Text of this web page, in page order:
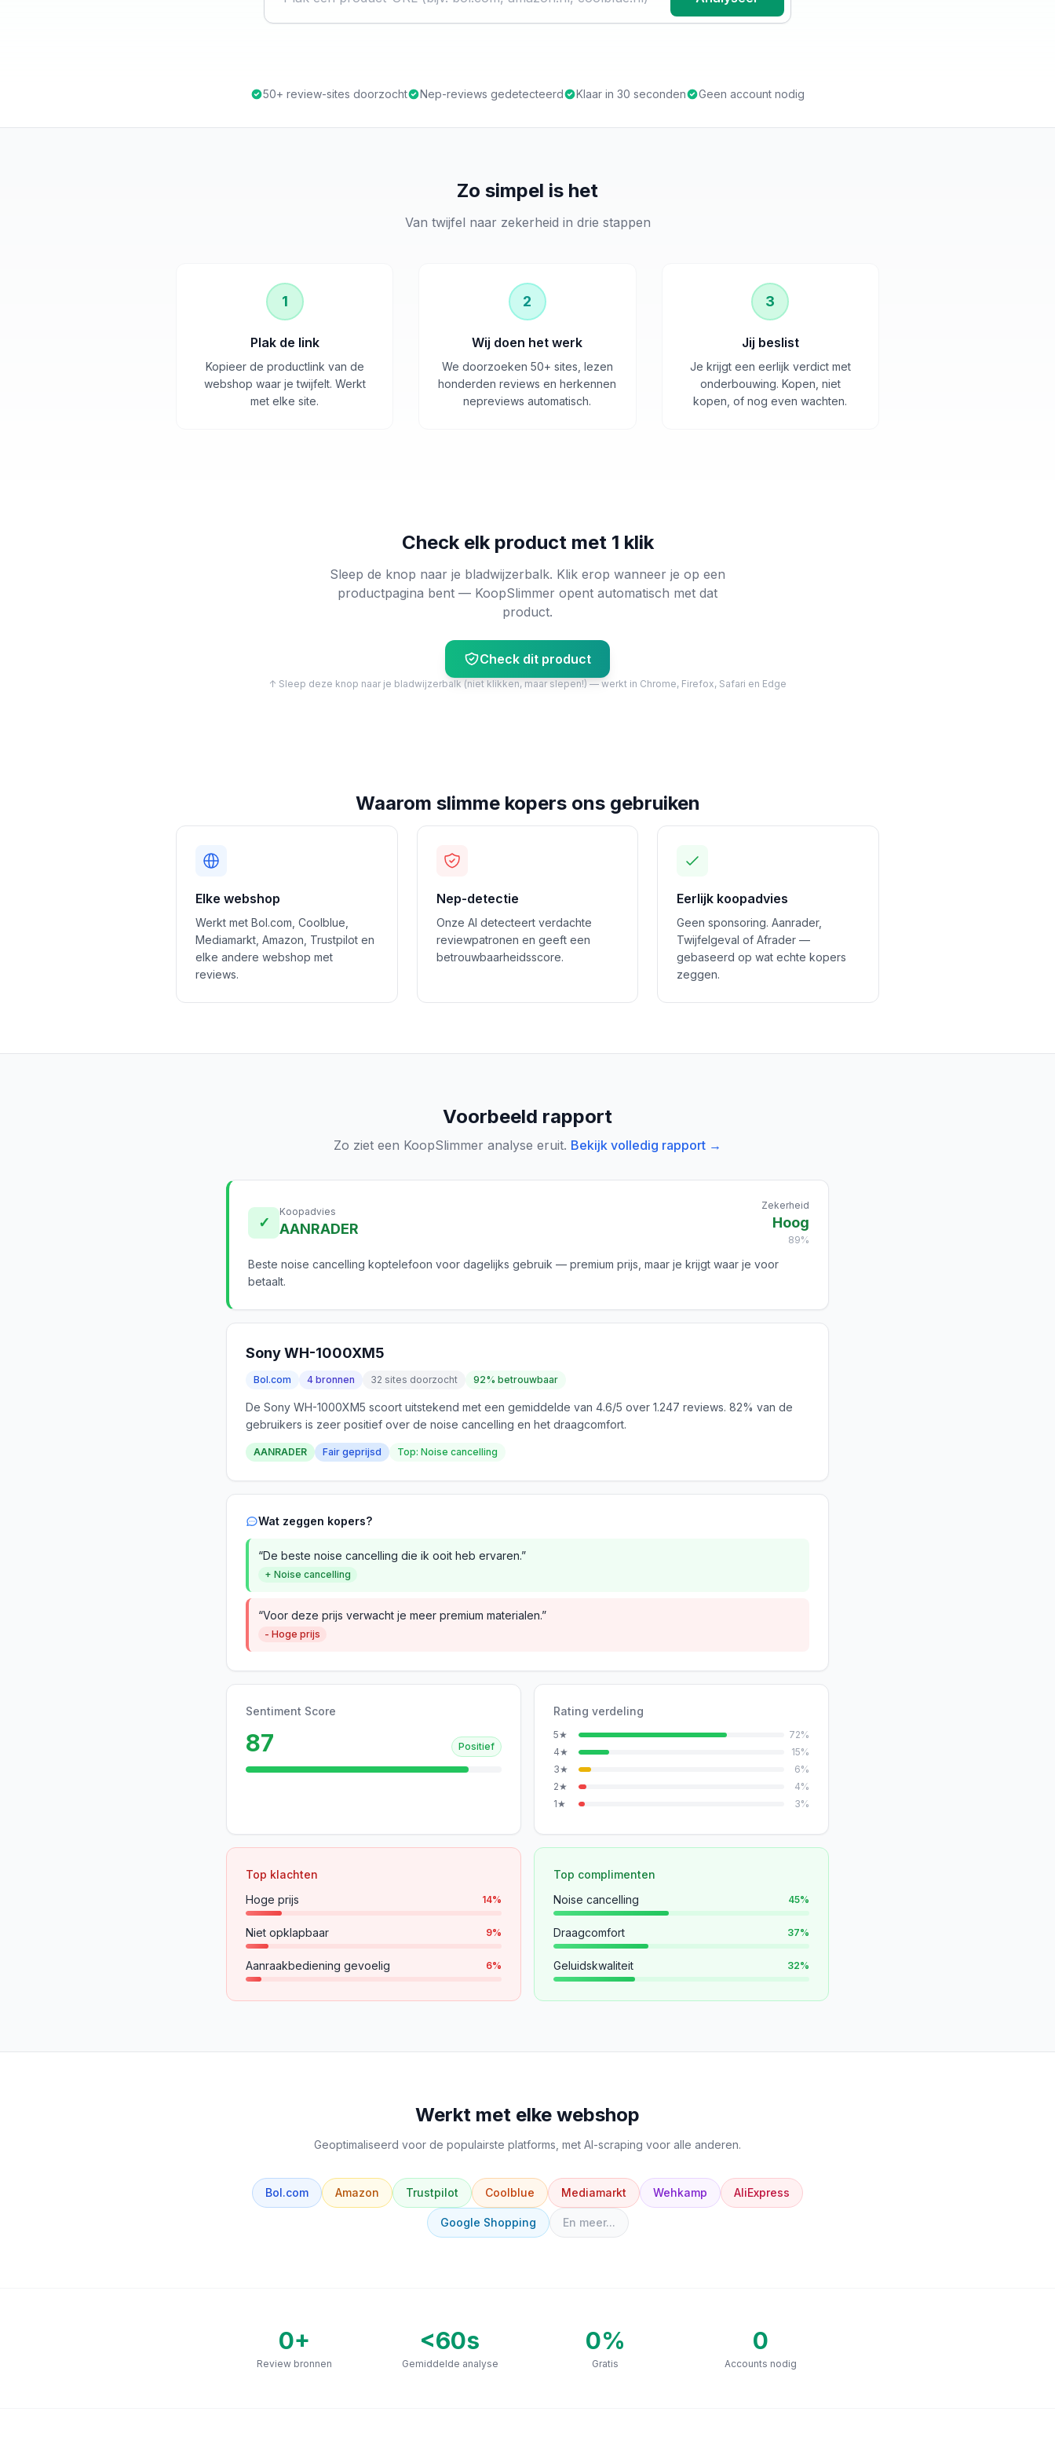
50+ review-sites doorzocht Nep-reviews gedetecteerd Klaar in 30 seconden Geen account nodig
Zo simpel is het
Van twijfel naar zekerheid in drie stappen
1
Plak de link
Kopieer de productlink van de
webshop waar je twijfelt. Werkt
met elke site.
2
Wij doen het werk
We doorzoeken 50+ sites, lezen
honderden reviews en herkennen
nepreviews automatisch.
3
Jij beslist
Je krijgt een eerlijk verdict met
onderbouwing. Kopen, niet
kopen, of nog even wachten.
Check elk product met 1 klik
Sleep de knop naar je bladwijzerbalk. Klik erop wanneer je op een
productpagina bent — KoopSlimmer opent automatisch met dat
product.
Check dit product
↑ Sleep deze knop naar je bladwijzerbalk (niet klikken, maar slepen!) — werkt in Chrome, Firefox, Safari en Edge
Waarom slimme kopers ons gebruiken
Elke webshop
Werkt met Bol.com, Coolblue,
Mediamarkt, Amazon, Trustpilot en
elke andere webshop met
reviews.
Nep-detectie
Onze AI detecteert verdachte
reviewpatronen en geeft een
betrouwbaarheidsscore.
Eerlijk koopadvies
Geen sponsoring. Aanrader,
Twijfelgeval of Afrader —
gebaseerd op wat echte kopers
zeggen.
Voorbeeld rapport
Zo ziet een KoopSlimmer analyse eruit. Bekijk volledig rapport →
✓
Koopadvies
AANRADER
Zekerheid
Hoog
89%
Beste noise cancelling koptelefoon voor dagelijks gebruik — premium prijs, maar je krijgt waar je voor
betaalt.
Sony WH-1000XM5
Bol.com 4 bronnen 32 sites doorzocht 92% betrouwbaar
De Sony WH-1000XM5 scoort uitstekend met een gemiddelde van 4.6/5 over 1.247 reviews. 82% van de
gebruikers is zeer positief over de noise cancelling en het draagcomfort.
AANRADER Fair geprijsd Top: Noise cancelling
Wat zeggen kopers?
“De beste noise cancelling die ik ooit heb ervaren.”
+ Noise cancelling
“Voor deze prijs verwacht je meer premium materialen.”
- Hoge prijs
Sentiment Score
87 Positief
Rating verdeling
5★ 72%
4★ 15%
3★ 6%
2★ 4%
1★ 3%
Top klachten
Hoge prijs
14%
Niet opklapbaar 9%
Aanraakbediening gevoelig 6%
Top complimenten
Noise cancelling
45%
Draagcomfort 37%
Geluidskwaliteit 32%
Werkt met elke webshop
Geoptimaliseerd voor de populairste platforms, met AI-scraping voor alle anderen.
Bol.com Amazon Trustpilot Coolblue Mediamarkt Wehkamp AliExpress
Google Shopping En meer...
0+
Review bronnen
<60s
Gemiddelde analyse
0%
Gratis
0
Accounts nodig